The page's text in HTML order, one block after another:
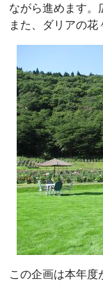
ながら進めます。
また、ダリアの花
この企画は本年